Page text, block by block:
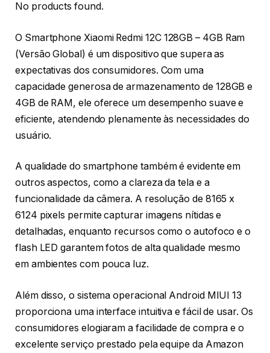
No products found.
O Smartphone Xiaomi Redmi 12C 128GB – 4GB Ram
(Versão Global) é um dispositivo que supera as
expectativas dos consumidores. Com uma
capacidade generosa de armazenamento de 128GB e
4GB de RAM, ele oferece um desempenho suave e
eficiente, atendendo plenamente às necessidades do
usuário.
A qualidade do smartphone também é evidente em
outros aspectos, como a clareza da tela e a
funcionalidade da câmera. A resolução de 8165 x
6124 pixels permite capturar imagens nítidas e
detalhadas, enquanto recursos como o autofoco e o
flash LED garantem fotos de alta qualidade mesmo
em ambientes com pouca luz.
Além disso, o sistema operacional Android MIUI 13
proporciona uma interface intuitiva e fácil de usar. Os
consumidores elogiaram a facilidade de compra e o
excelente serviço prestado pela equipe da Amazon